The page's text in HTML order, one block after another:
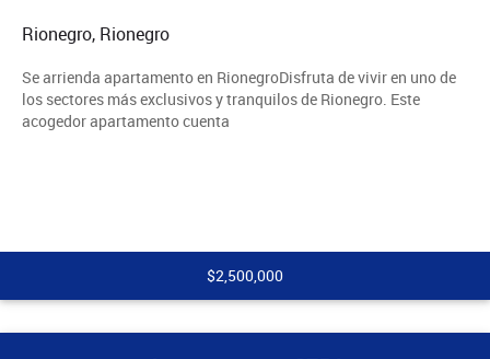
Rionegro, Rionegro
Se arrienda apartamento en RionegroDisfruta de vivir en uno de
los sectores más exclusivos y tranquilos de Rionegro. Este
acogedor apartamento cuenta
$2,500,000